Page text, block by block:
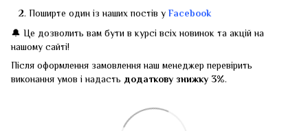
Поширте один із наших постів у Facebook
🔔 Це дозволить вам бути в курсі всіх новинок та акцій на
нашому сайті!
Після оформлення замовлення наш менеджер перевірить
виконання умов і надасть додаткову знижку 3%.